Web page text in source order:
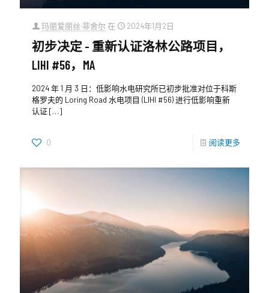
玛丽爱丽丝·菲舍尔 在 2024年1月2日
初步决定 - 重新认证洛林公路项目，
LIHI #56，MA
2024 年 1 月 3 日：低影响水电研究所已初步批准对位于科斯
格罗夫的 Loring Road 水电项目 (LIHI #56) 进行低影响重新
认证[…]
0 阅读更多